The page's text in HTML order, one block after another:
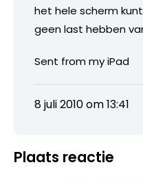
het hele scherm
geen last hebben
Sent from my iPad
8 juli 2010 om 13:41
Plaats reactie